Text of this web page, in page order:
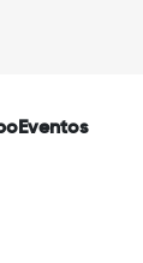
Eventos